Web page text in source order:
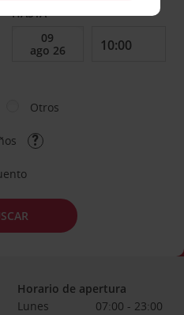
HASTA
Otros
Horario de apertura
Lunes
07:00 - 23:00